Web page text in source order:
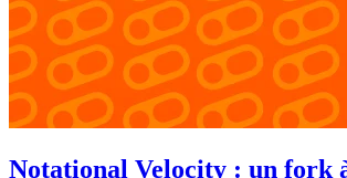
Notational Velocity : un fork